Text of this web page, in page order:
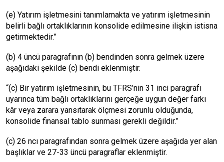
(e) Yatırım işletmesini tanımlamakta ve yatırım işletmesinin
belirli bağlı ortaklıklarının konsolide edilmesine ilişkin istisna
getirmektedir.”
(b) 4 üncü paragrafının (b) bendinden sonra gelmek üzere
aşağıdaki şekilde (c) bendi eklenmiştir.
“(c) Bir yatırım işletmesinin, bu TFRS’nin 31 inci paragrafı
uyarınca tüm bağlı ortaklıklarını gerçeğe uygun değer farkı
kâr veya zarara yansıtarak ölçmesi zorunlu olduğunda,
konsolide finansal tablo sunması gerekli değildir.”
(c) 26 ncı paragrafından sonra gelmek üzere aşağıda yer alan
başlıklar ve 27-33 üncü paragraflar eklenmiştir.